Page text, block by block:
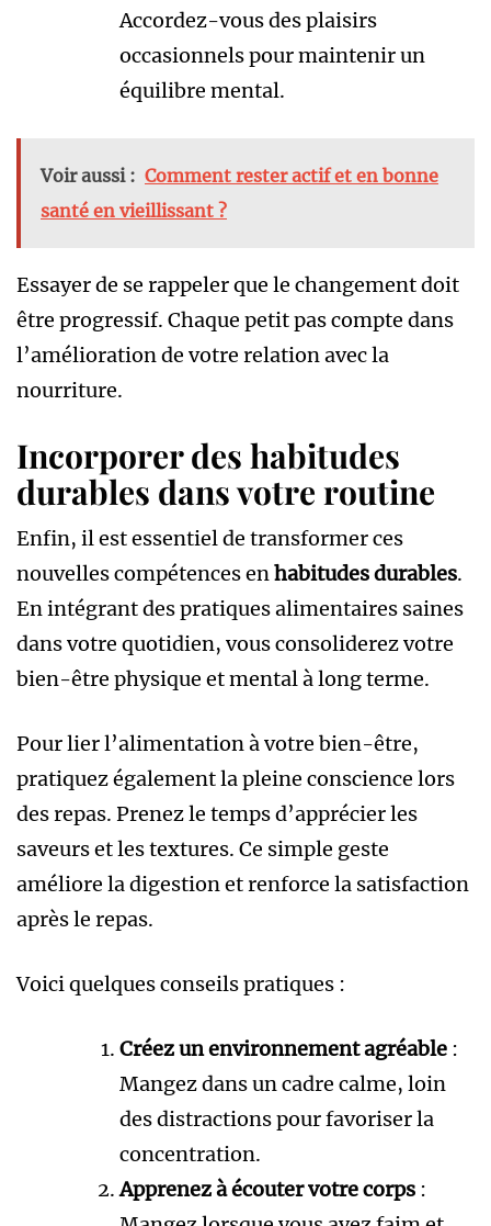
Accordez-vous des plaisirs
occasionnels pour maintenir un
équilibre mental.
Voir aussi : Comment rester actif et en bonne
santé en vieillissant ?
Essayer de se rappeler que le changement doit
être progressif. Chaque petit pas compte dans
l’amélioration de votre relation avec la
nourriture.
Incorporer des habitudes
durables dans votre routine
Enfin, il est essentiel de transformer ces
nouvelles compétences enhabitudes durables.
En intégrant des pratiques alimentaires saines
dans votre quotidien, vous consoliderez votre
bien-être physique et mental à long terme.
Pour lier l’alimentation à votre bien-être,
pratiquez également la pleine conscience lors
des repas. Prenez le temps d’apprécier les
saveurs et les textures. Ce simple geste
améliore la digestion et renforce la satisfaction
après le repas.
Voici quelques conseils pratiques :
Créez un environnement agréable :
Mangez dans un cadre calme, loin
des distractions pour favoriser la
concentration.
Apprenez à écouter votre corps :